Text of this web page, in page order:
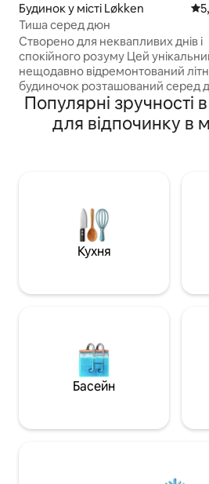
Будинок у місті Løkken
Тиша серед дюн
Створено для неквапливих днів і
спокійного розуму Цей унікальний,
нещодавно відремонтований
будиночок розташований серед
Кетруп-Б’єрге, за декілька хвилин
ходьби від моря. Цей будинок,
створений для забезпечення
інтер’єру, який характеризується
легкістю та використанням
натуральних матеріалів. Завдяки
просторим приміщенням,
ідеальне місце для відпочинку
при цьому дизайном.
Популярні зручності
для відпочинку в
Кухня
Басейн